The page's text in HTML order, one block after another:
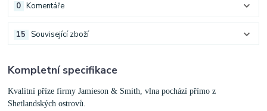
Komentáře
0
Související zboží
15
Kompletní specifikace
Kvalitní příze firmy Jamieson & Smith, vlna pochází přímo z
Shetlandských ostrovů.